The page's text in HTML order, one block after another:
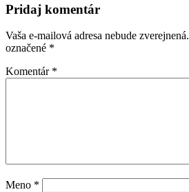
Pridaj komentár
Vaša e-mailová adresa nebude zverejnená.
označené *
Komentár *
Meno *